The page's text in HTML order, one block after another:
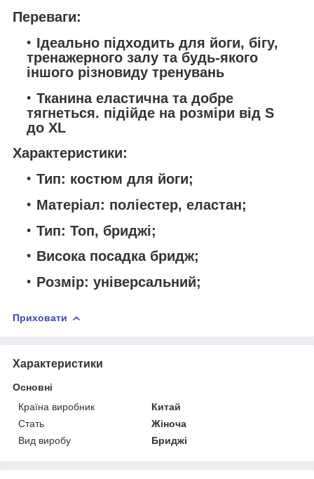
Переваги:
Ідеально підходить для йоги, бігу,
тренажерного залу та будь-якого
іншого різновиду тренувань
Тканина еластична та добре
тягнеться. підійде на розміри від S
до XL
Характеристики:
Тип: костюм для йоги;
Матеріал: поліестер, еластан;
Тип: Топ, бриджі;
Висока посадка бридж;
Розмір: універсальний;
Приховати
Характеристики
Основні
Країна виробник
Китай
Стать
Жіноча
Вид виробу
Бриджі